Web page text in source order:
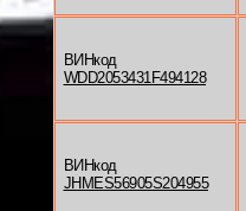
ВИНкод
WDD2053431F494128
ВИНкод
JHMES56905S204955